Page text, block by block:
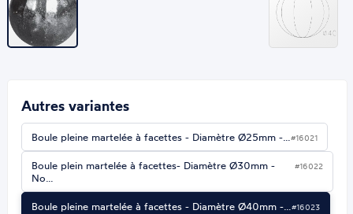
Autres variantes
Boule pleine martelée à facettes - Diamètre Ø25mm -…#16021
Boule plein martelée à facettes- Diamètre Ø30mm -
No…
#16022
Boule pleine martelée à facettes - Diamètre Ø40mm -…#16023